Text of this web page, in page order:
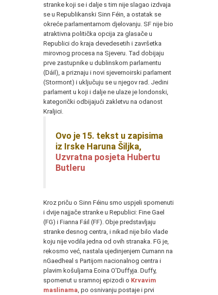
stranke koji se i dalje s tim nije slagao izdvaja
se u Republikanski Sinn Féin, a ostatak se
okreće parlamentarnom djelovanju. SF nije bio
atraktivna politička opcija za glasače u
Republici do kraja devedesetih i završetka
mirovnog procesa na Sjeveru. Tad dobijaju
prve zastupnike u dublinskom parlamentu
(Dáil), a priznaju i novi sjevernoirski parlament
(Stormont) i uključuju se u njegov rad. Jedini
parlament u koji i dalje ne ulaze je londonski,
kategorički odbijajući zakletvu na odanost
Kraljici.
Ovo je 15. tekst u zapisima
iz Irske Haruna Šiljka,
Uzvratna posjeta Hubertu
Butleru
Kroz priču o Sinn Féinu smo uspjeli spomenuti
i dvije najjače stranke u Republici: Fine Gael
(FG) i Fianna Fáil (FF). Obje predstavljaju
stranke desnog centra, i nikad nije bilo vlade
koju nije vodila jedna od ovih stranaka. FG je,
rekosmo već, nastala ujedinjenjem Cumann na
nGaedheal s Partijom nacionalnog centra i
plavim košuljama Eoina O'Duffyja. Duffy,
spomenut u sramnoj epizodi o Krvavim
maslinama , po osnivanju postaje i prvi